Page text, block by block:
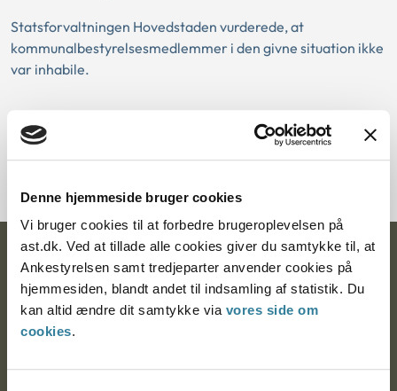
Denne hjemmeside bruger cookies
Vi bruger cookies til at forbedre brugeroplevelsen på
ast.dk. Ved at tillade alle cookies giver du samtykke til, at
Ankestyrelsen samt tredjeparter anvender cookies på
hjemmesiden, blandt andet til indsamling af statistik. Du
kan altid ændre dit samtykke via vores side om
cookies.
Statsforvaltningen Hovedstaden vurderede, at
kommunalbestyrelsesmedlemmer i den givne situation ikke
var inhabile.
Download PDF
Ankestyrelsen
Postadresse:
Nytorv 7, 2. sal